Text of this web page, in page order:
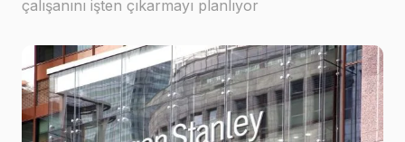
çalışanını işten çıkarmayı planlıyor